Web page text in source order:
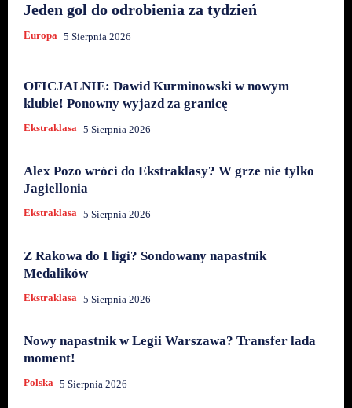
Jeden gol do odrobienia za tydzień
Europa 5 Sierpnia 2026
OFICJALNIE: Dawid Kurminowski w nowym
klubie! Ponowny wyjazd za granicę
Ekstraklasa 5 Sierpnia 2026
Alex Pozo wróci do Ekstraklasy? W grze nie tylko
Jagiellonia
Ekstraklasa 5 Sierpnia 2026
Z Rakowa do I ligi? Sondowany napastnik
Medalików
Ekstraklasa 5 Sierpnia 2026
Nowy napastnik w Legii Warszawa? Transfer lada
moment!
Polska 5 Sierpnia 2026